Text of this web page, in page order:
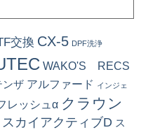
交換 CX-5 DPF洗浄
WAKO'S RECS
ンザ アルファード インジェ
レッシュα クラウン
スカイアクティブD ス